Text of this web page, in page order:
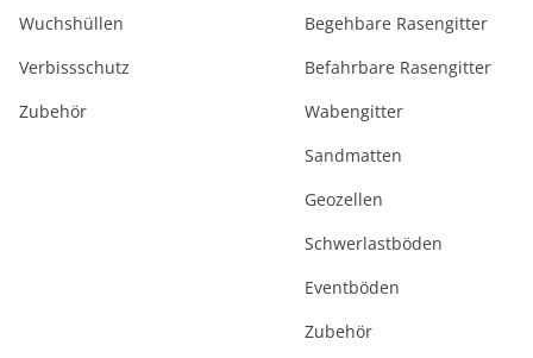
Wuchshüllen
Verbissschutz
Zubehör
Begehbare Rasengitter
Befahrbare Rasengitter
Wabengitter
Sandmatten
Geozellen
Schwerlastböden
Eventböden
Zubehör